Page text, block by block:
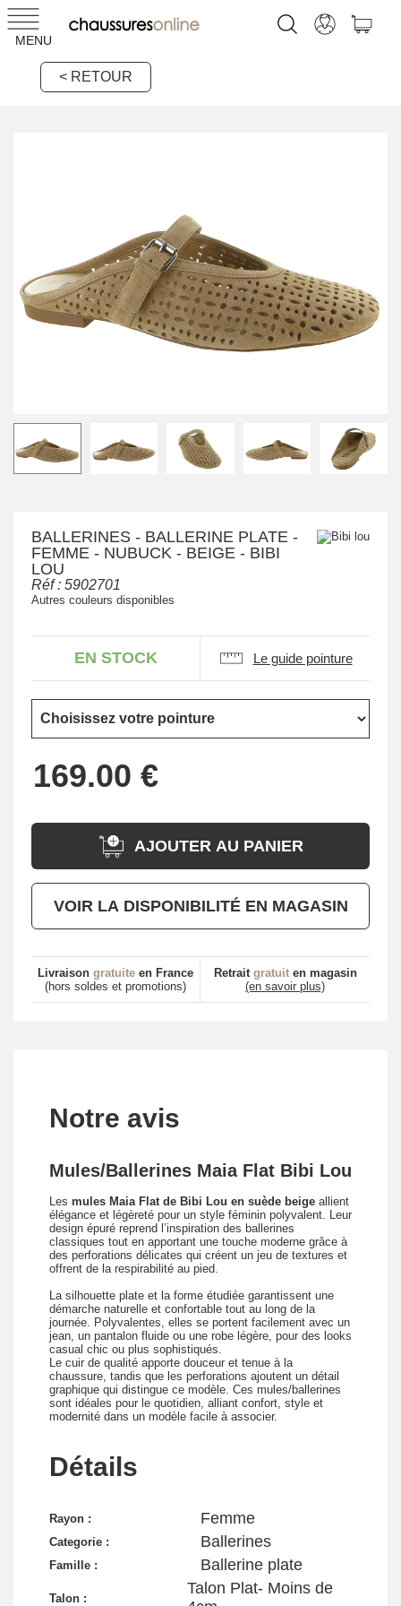
MENU
< RETOUR
BALLERINES - BALLERINE PLATE -
FEMME - NUBUCK - BEIGE - BIBI
LOU
Réf : 5902701
Autres couleurs disponibles
EN STOCK Le guide pointure
AJOUTER AU PANIER
VOIR LA DISPONIBILITÉ EN MAGASIN
Livraison gratuite en France
(hors soldes et promotions)
Retrait gratuiten magasin
(en savoir plus)
Notre avis
Mules/Ballerines Maia Flat Bibi Lou
Les mules Maia Flat de Bibi Lou en suède beige allient
élégance et légèreté pour un style féminin polyvalent. Leur
design épuré reprend l’inspiration des ballerines
classiques tout en apportant une touche moderne grâce à
des perforations délicates qui créent un jeu de textures et
offrent de la respirabilité au pied.
La silhouette plate et la forme étudiée garantissent une
démarche naturelle et confortable tout au long de la
journée. Polyvalentes, elles se portent facilement avec un
jean, un pantalon fluide ou une robe légère, pour des looks
casual chic ou plus sophistiqués.
Le cuir de qualité apporte douceur et tenue à la
chaussure, tandis que les perforations ajoutent un détail
graphique qui distingue ce modèle. Ces mules/ballerines
sont idéales pour le quotidien, alliant confort, style et
modernité dans un modèle facile à associer.
Détails
Rayon : Femme
Categorie : Ballerines
Famille : Ballerine plate
Talon :
Talon Plat- Moins de